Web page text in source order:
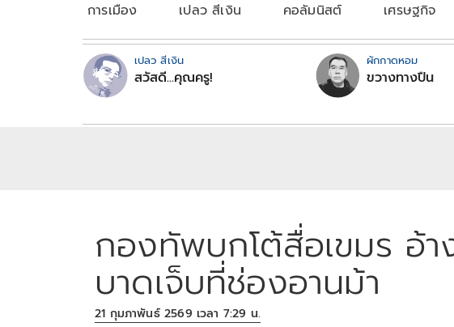
การเมือง เปลว สีเงิน คอลัมนิสต์ เศรษฐกิจ
เปลว สีเงิน
สวัสดี...คุณครู!
ผักกาดหอม
ขวางทางปืน
กองทัพบกโต้สื่อเขมร อ้า
บาดเจ็บที่ช่องอานม้า
21 กุมภาพันธ์ 2569 เวลา 7:29 น.